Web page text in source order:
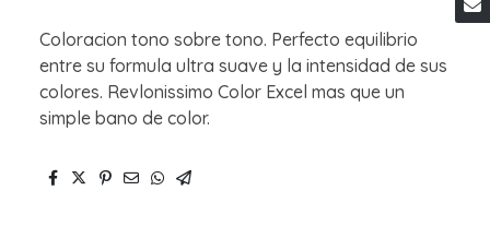
Coloracion tono sobre tono. Perfecto equilibrio
entre su formula ultra suave y la intensidad de sus
colores. Revlonissimo Color Excel mas que un
simple bano de color.